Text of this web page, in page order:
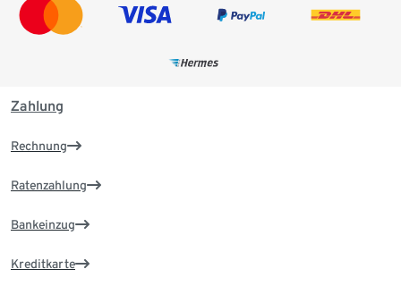
Zahlung
Rechnung
Ratenzahlung
Bankeinzug
Kreditkarte